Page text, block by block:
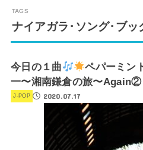
ナイアガラ･ソング･ブッ
今日の１曲 ペパーミン
一〜湘南鎌倉の旅〜Again②
J-POP 2020.07.17